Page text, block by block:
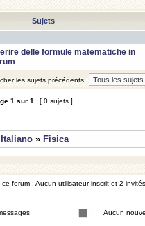
Sujets
delle formule matematiche in
les sujets précédents:
1 sur 1 [ 0 sujets ]
Italiano » Fisica
forum : Aucun utilisateur inscrit et 2 invités
Aucun